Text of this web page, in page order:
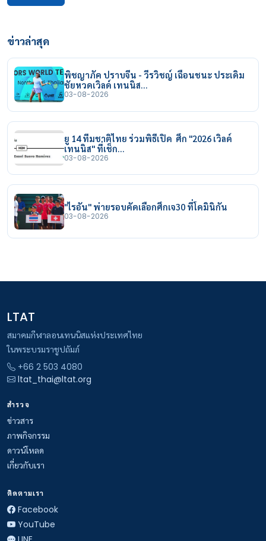
ข่าวล่าสุด
พิชญาภัค ปราบจีน - วีรวิชญ์ เฉือนชนะ ประเดิม
ชัยหวดเวิลด์ เทนนิส…
03-08-2026
ยู 14 ทีมชาติไทย ร่วมพิธีเปิด ศึก "2026 เวิลด์
เทนนิส" ที่เช็ก…
03-08-2026
"ไรอัน" พ่ายรอบคัดเลือกศึกเจ30 ที่โดมินิกัน
03-08-2026
LTAT
สมาคมกีฬาลอนเทนนิสแห่งประเทศไทย
ในพระบรมราชูปถัมภ์
+66 2 503 4080
ltat_thai@ltat.org
สำรวจ
ข่าวสาร
ภาพกิจกรรม
ดาวน์โหลด
เกี่ยวกับเรา
ติดตามเรา
Facebook
YouTube